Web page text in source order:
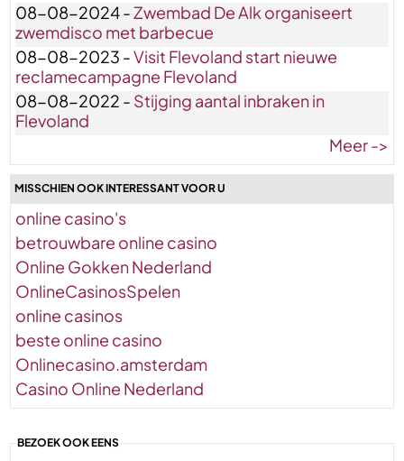
08-08-2024 -Zwembad De Alk organiseert
zwemdisco met barbecue
08-08-2023 -Visit Flevoland start nieuwe
reclamecampagne Flevoland
08-08-2022 - Stijging aantal inbraken in
Flevoland
Meer ->
MISSCHIEN OOK INTERESSANT VOOR U
online casino's
betrouwbare online casino
Online Gokken Nederland
OnlineCasinosSpelen
online casinos
beste online casino
Onlinecasino.amsterdam
Casino Online Nederland
BEZOEK OOK EENS